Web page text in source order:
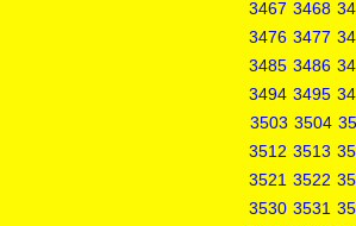
3467 3468
3476 3477
3485 3486
3494 3495
3503 3504
3512 3513
3521 3522
3530 3531